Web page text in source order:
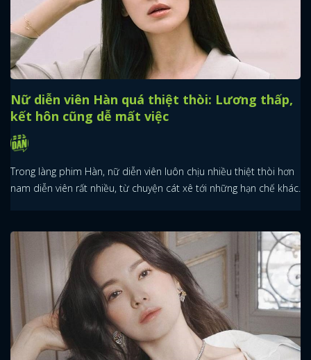
Nữ diễn viên Hàn quá thiệt thòi: Lương thấp,
kết hôn cũng dễ mất việc
Trong làng phim Hàn, nữ diễn viên luôn chịu nhiều thiệt thòi hơn
nam diễn viên rất nhiều, từ chuyện cát xê tới những hạn chế khác.